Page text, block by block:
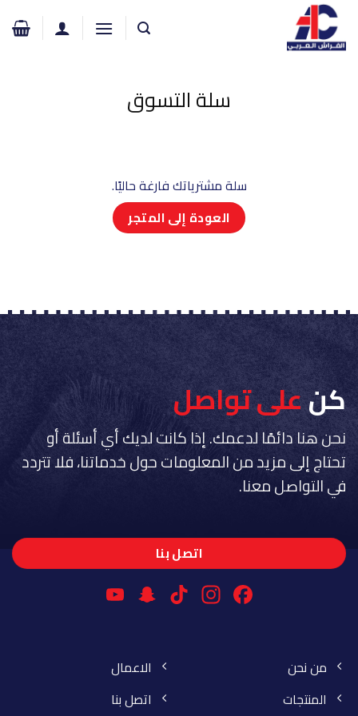
تخطي
للمحتوى
سلة التسوق
سلة مشترياتك فارغة حاليًا.
العودة إلى المتجر
كنعلى تواصل
نحن هنا دائمًا لدعمك. إذا كانت لديك أي أسئلة أو
تحتاج إلى مزيد من المعلومات حول خدماتنا، فلا تتردد
في التواصل معنا.
اتصل بنا
Facebook
Instagram
TikTok
Snapchat
من نحن
المنتجات
الاعمال
اتصل بنا